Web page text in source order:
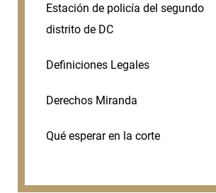
Estación de policía del segundo
distrito de DC
Definiciones Legales
Derechos Miranda
Qué esperar en la corte